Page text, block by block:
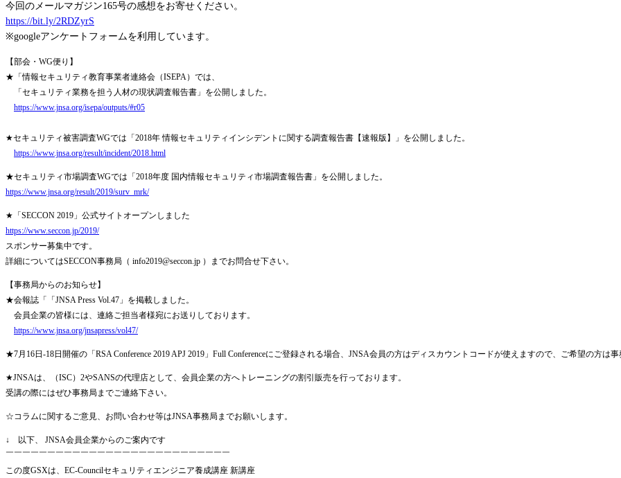
今回のメールマガジン165号の感想をお寄せください。
https://bit.ly/2RDZyrS
※googleアンケートフォームを利用しています。
【部会・WG便り】
★「情報セキュリティ教育事業者連絡会（ISEPA）では、
「セキュリティ業務を担う人材の現状調査報告書」を公開しました。
https://www.jnsa.org/isepa/outputs/#r05
★セキュリティ被害調査WGでは「2018年 情報セキュリティインシデントに関する調査報告書【速報版】」を公開しました。
https://www.jnsa.org/result/incident/2018.html
★セキュリティ市場調査WGでは「2018年度 国内情報セキュリティ市場調査報告書」を公開しました。
https://www.jnsa.org/result/2019/surv_mrk/
★「SECCON 2019」公式サイトオープンしました
https://www.seccon.jp/2019/
スポンサー募集中です。
詳細についてはSECCON事務局（ info2019@seccon.jp ）までお問合せ下さい。
【事務局からのお知らせ】
★会報誌「「JNSA Press Vol.47」を掲載しました。
会員企業の皆様には、連絡ご担当者様宛にお送りしております。
https://www.jnsa.org/jnsapress/vol47/
★7月16日-18日開催の「RSA Conference 2019 APJ 2019」Full Conferenceにご登録される場合、JNSA会員の方はディスカウントコードが使えますので、ご希望の方は
★JNSAは、（ISC）2やSANSの代理店として、会員企業の方へトレーニングの割引販売を行っております。
受講の際にはぜひ事務局までご連絡下さい。
☆コラムに関するご意見、お問い合わせ等はJNSA事務局までお願いします。
↓ 以下、 JNSA会員企業からのご案内です
￣￣￣￣￣￣￣￣￣￣￣￣￣￣￣￣￣￣￣￣￣￣￣￣￣￣￣
この度GSXは、EC-Councilセキュリティエンジニア養成講座 新講座